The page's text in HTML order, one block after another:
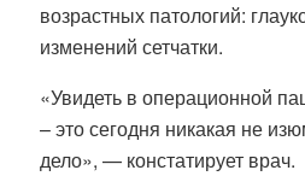
возрастных патологий:
изменений сетчатки.
«Увидеть в операционной
– это сегодня никакая не
дело», — констатирует врач.